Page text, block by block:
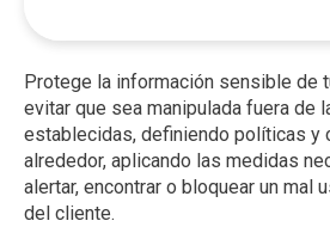
Protege la información sensible de
evitar que sea manipulada fuera de
establecidas, definiendo políticas y
alrededor, aplicando las medidas
alertar, encontrar o bloquear un mal
del cliente.